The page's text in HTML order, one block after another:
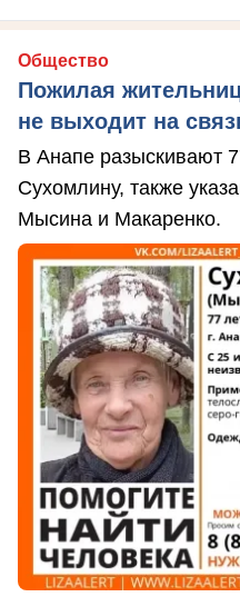
Общество
Пожилая
не выходит на
В Анапе разыскивают
Сухомлину, также
Мысина и Макаренко.